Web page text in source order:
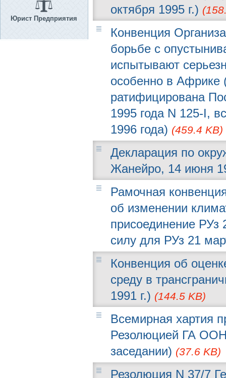
Юрист Предприятия
октября 1995 г.)
Конвенция
борьбе с
испытывают
особенно в Африке
ратифицирована
1995 года N 125-I,
1996 года) (459.4 KB)
Декларация по
Жанейро, 14 июня
Рамочная
об изменении
присоединение РУз
силу для РУз 21
Конвенция об
среду в
1991 г.) (144.5 KB)
Всемирная хартия
Резолюцией ГА
заседании) (37.6 KB)
Резолюция N 37/7